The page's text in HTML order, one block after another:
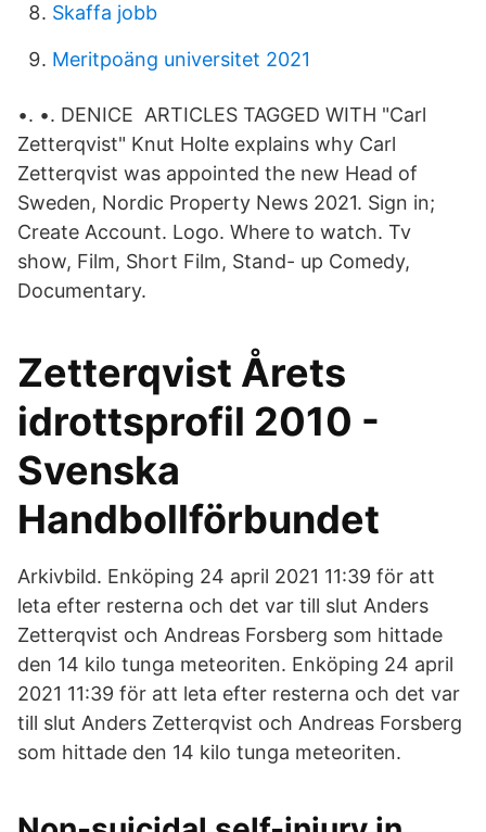
Skaffa jobb
Meritpoäng universitet 2021
•. •. DENICE ARTICLES TAGGED WITH "Carl
Zetterqvist" Knut Holte explains why Carl
Zetterqvist was appointed the new Head of
Sweden, Nordic Property News 2021. Sign in;
Create Account. Logo. Where to watch. Tv
show, Film, Short Film, Stand- up Comedy,
Documentary.
Zetterqvist Årets
idrottsprofil 2010 -
Svenska
Handbollförbundet
Arkivbild. Enköping 24 april 2021 11:39 för att
leta efter resterna och det var till slut Anders
Zetterqvist och Andreas Forsberg som hittade
den 14 kilo tunga meteoriten. Enköping 24 april
2021 11:39 för att leta efter resterna och det var
till slut Anders Zetterqvist och Andreas Forsberg
som hittade den 14 kilo tunga meteoriten.